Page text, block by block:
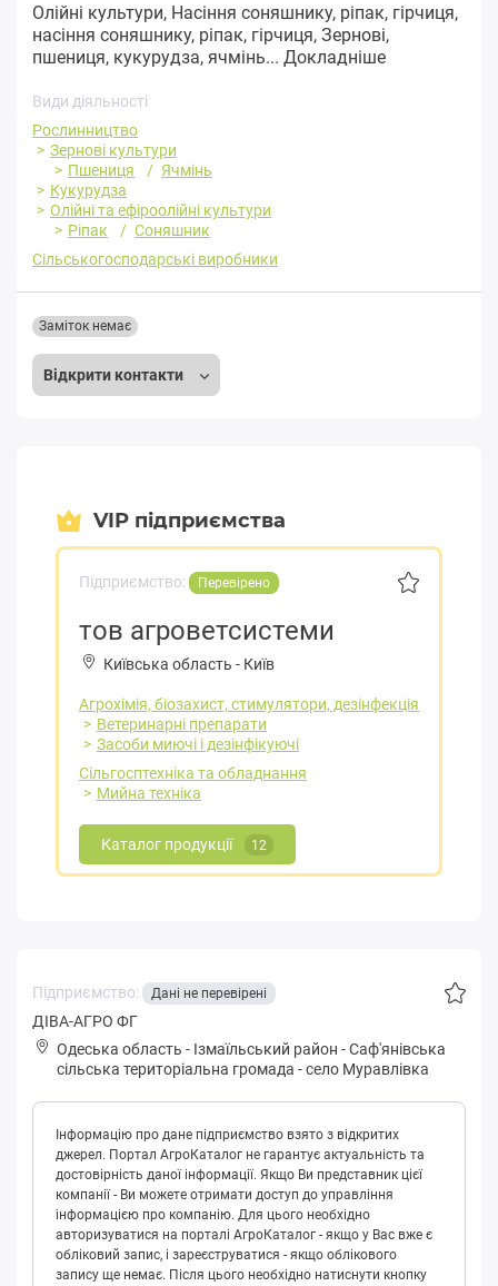
Олійні культури, Насіння соняшнику, ріпак, гірчиця,
насіння соняшнику, ріпак, гірчиця, Зернові,
пшениця, кукурудза, ячмінь... Докладніше
Види діяльності
Рослинництво
Зернові культури
Пшениця
Ячмінь
Кукурудза
Олійні та ефіроолійні культури
Ріпак
Соняшник
Сільськогосподарські виробники
Відкрити контакти
Заміток немає
VIP підприємства
Підприємство: Перевірено
тов агроветсистеми
Київська область - Київ
Агрохімія, біозахист, стимулятори, дезінфекція
Ветеринарні препарати
Засоби миючі і дезінфікуючі
Сільгосптехніка та обладнання
Мийна техніка
Каталог продукції 12
Підприємство: Дані не перевірені
ДІВА-АГРО ФГ
Одеська область - Ізмаїльський район -Сaф'янівськa
сільська територіальна громада -село Муравлівка
Інформацію про дане підприємство взято з відкритих
джерел. Портал АгроКаталог не гарантує актуальність та
достовірність даної інформації. Якщо Ви представник цієї
компанії - Ви можете отримати доступ до управління
інформацією про компанію. Для цього необхідно
авторизуватися на порталі АгроКаталог - якщо у Вас вже є
обліковий запис, і зареєструватися - якщо облікового
запису ще немає. Після цього необхідно натиснути кнопку